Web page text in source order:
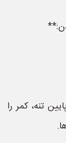
تنه، کمر را